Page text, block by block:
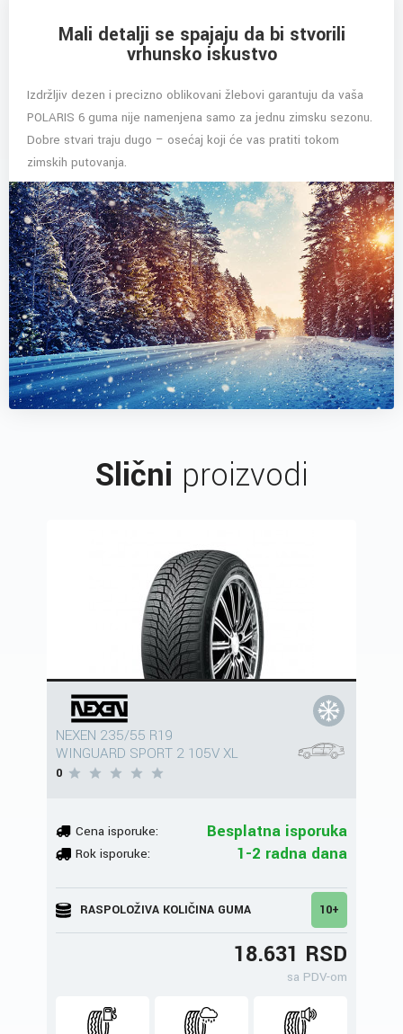
Mali detalji se spajaju da bi stvorili
vrhunsko iskustvo
Izdržljiv dezen i precizno oblikovani žlebovi garantuju da vaša
POLARIS 6 guma nije namenjena samo za jednu zimsku sezonu.
Dobre stvari traju dugo – osećaj koji će vas pratiti tokom
zimskih putovanja.
Slični proizvodi
NEXEN 235/55 R19
WINGUARD SPORT 2 105V XL
0
Cena isporuke: Besplatna isporuka
Rok isporuke: 1-2 radna dana
RASPOLOŽIVA KOLIČINA GUMA 10+
18.631 RSD
sa PDV-om